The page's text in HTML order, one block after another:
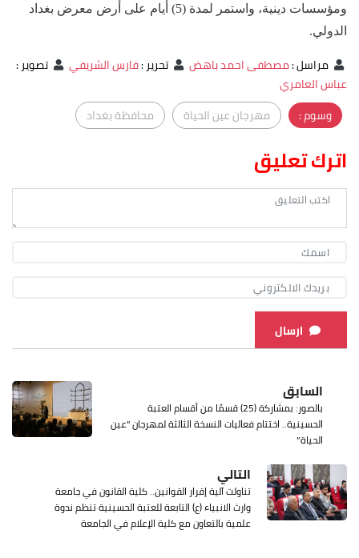
ومؤسسات دينية، واستمر لمدة (5) أيام على أرض معرض بغداد
الدولي.
مراسل:مصطفى احمد باهض تحرير:فارس الشريفي تصوير:
عباس العامري
وسوم :
مهرجان عين الحياة محافظة بغداد
اترك تعليق
ارسال
السابق
بالصور: بمشاركة (25) قسمًا من أقسام العتبة
الحسينية.. اختتام فعاليات النسخة الثالثة لمهرجان “عين
الحياة”
التالي
تناولت آلية إقرار القوانين.. كلية القانون في جامعة
وارث الانبياء (ع) التابعة للعتبة الحسينية تنظم ندوة
علمية بالتعاون مع كلية الإعلام في الجامعة